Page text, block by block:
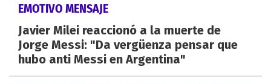
EMOTIVO MENSAJE
Javier Milei reaccionó a la muerte de
Jorge Messi: "Da vergüenza pensar que
hubo anti Messi en Argentina"